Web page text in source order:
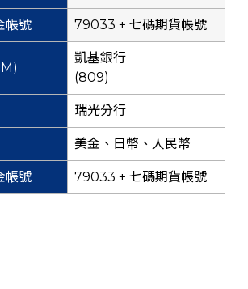
79033 + 七碼期貨帳號
凱基銀行
(809)
瑞光分行
美金、日幣、人民幣
79033 + 七碼期貨帳號